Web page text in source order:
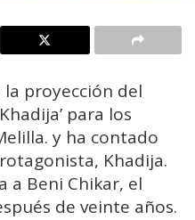
la proyección del
para los
y ha contado
Khadija.
a Beni Chikar, el
de veinte años.